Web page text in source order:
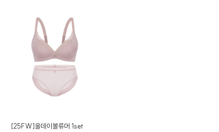
[25FW]올데이볼류머 1set